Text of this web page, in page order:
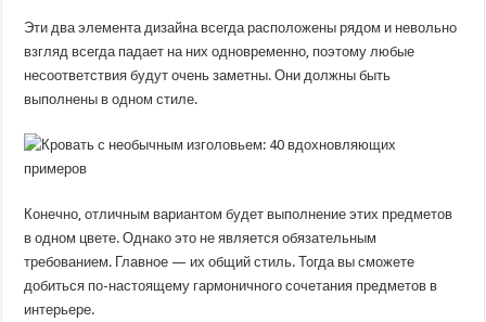
Эти два элемента дизайна всегда расположены рядом и невольно
взгляд всегда падает на них одновременно, поэтому любые
несоответствия будут очень заметны. Они должны быть
выполнены в одном стиле.
Конечно, отличным вариантом будет выполнение этих предметов
в одном цвете. Однако это не является обязательным
требованием. Главное — их общий стиль. Тогда вы сможете
добиться по-настоящему гармоничного сочетания предметов в
интерьере.